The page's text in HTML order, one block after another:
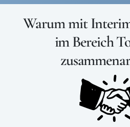
Warum mit
im Bereich